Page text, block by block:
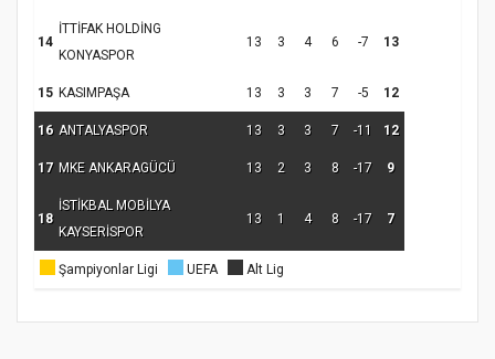
14
İTTİFAK HOLDİNG
KONYASPOR
13 3 4 6 -7 13
15 KASIMPAŞA 13 3 3 7 -5 12
16 ANTALYASPOR 13 3 3 7 -11 12
17 MKE ANKARAGÜCÜ 13 2 3 8 -17 9
18
İSTİKBAL MOBİLYA
KAYSERİSPOR
13 1 4 8 -17 7
Şampiyonlar Ligi UEFA Alt Lig